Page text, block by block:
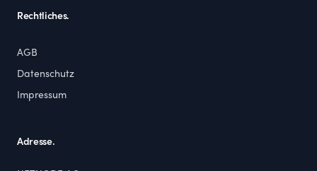
Rechtliches.
AGB
Datenschutz
Impressum
Adresse.